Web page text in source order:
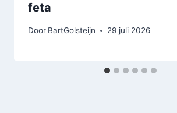
feta
Door BartGolsteijn 29 juli 2026